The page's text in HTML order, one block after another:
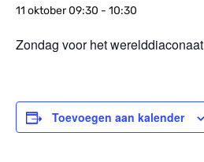
11 oktober 09:30 - 10:30
Zondag voor het werelddiaconaat
Toevoegen aan kalender